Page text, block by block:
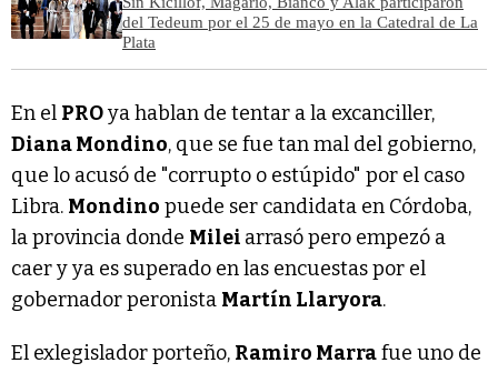
del Tedeum por el 25 de mayo en la Catedral de La
Plata
En el PROya hablan de tentar a la excanciller,
Diana Mondino, que se fue tan mal del gobierno,
que lo acusó de "corrupto o estúpido" por el caso
Libra. Mondino puede ser candidata en Córdoba,
la provincia donde Milei arrasó pero empezó a
caer y ya es superado en las encuestas por el
gobernador peronista Martín Llaryora.
El exlegislador porteño, Ramiro Marrafue uno de